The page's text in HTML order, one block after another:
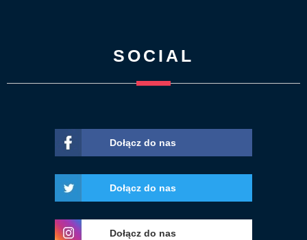
SOCIAL
Dołącz do nas
Dołącz do nas
Dołącz do nas